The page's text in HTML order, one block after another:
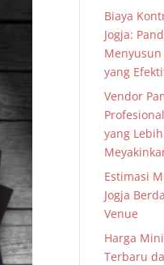
Biaya
Jogja:
yang
Vendor
yang
Estimasi
Jogja
Venue
Harga
Terbaru